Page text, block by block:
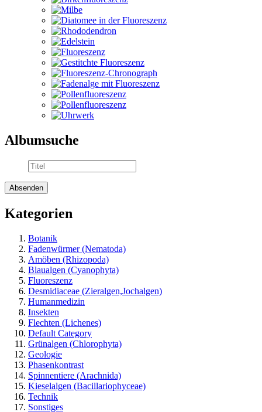
Albumsuche
Kategorien
Botanik
Fadenwürmer (Nematoda)
Amöben (Rhizopoda)
Blaualgen (Cyanophyta)
Fluoreszenz
Desmidiaceae (Zieralgen,Jochalgen)
Humanmedizin
Insekten
Flechten (Lichenes)
Default Category
Grünalgen (Chlorophyta)
Geologie
Phasenkontrast
Spinnentiere (Arachnida)
Kieselalgen (Bacillariophyceae)
Technik
Sonstiges